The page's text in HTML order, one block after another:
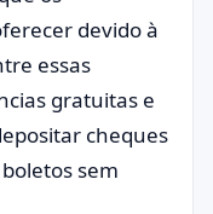
devido à
essas
gratuitas e
cheques
sem